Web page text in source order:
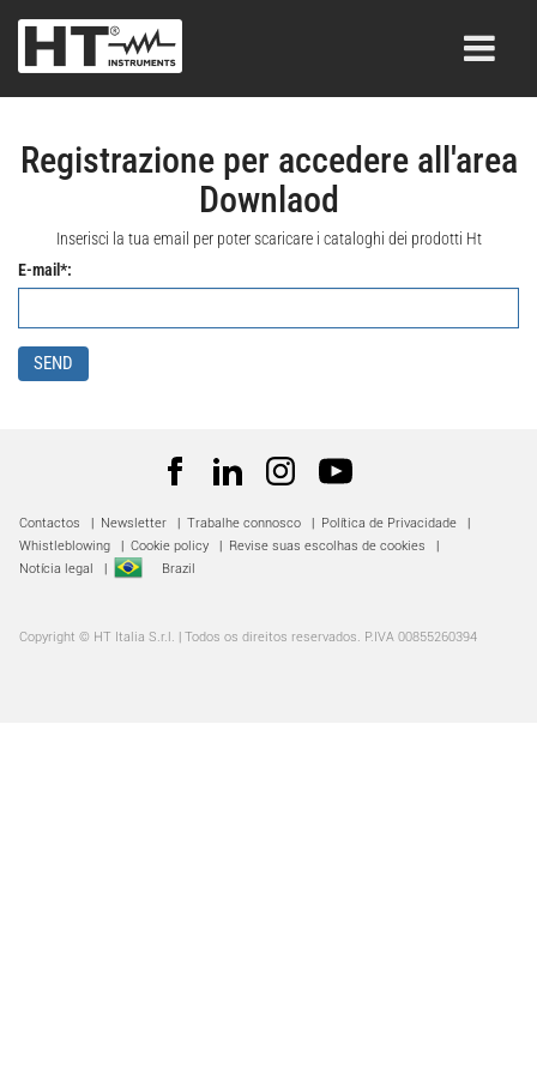
Registrazione per accedere all'area
Downlaod
Inserisci la tua email per poter scaricare i cataloghi dei prodotti Ht
E-mail*:
SEND
Contactos | Newsletter | Trabalhe connosco | Política de Privacidade
|
Whistleblowing
| Cookie policy | Revise suas escolhas de cookies
|
Notícia legal
| Brazil
Copyright © HT Italia S.r.l. | Todos os direitos reservados. P.IVA 00855260394